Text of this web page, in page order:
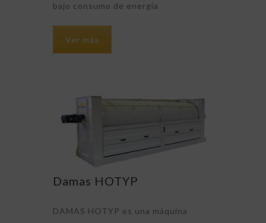
bajo consumo de energía
Ver más
Damas HOTYP
DAMAS HOTYP es una máquina